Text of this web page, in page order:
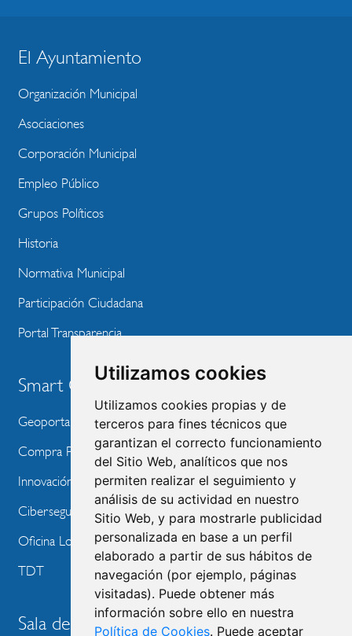
Utilizamos cookies
Utilizamos cookies propias y de
terceros para fines técnicos que
garantizan el correcto funcionamiento
del Sitio Web, analíticos que nos
permiten realizar el seguimiento y
análisis de su actividad en nuestro
Sitio Web, y para mostrarle publicidad
personalizada en base a un perfil
elaborado a partir de sus hábitos de
navegación (por ejemplo, páginas
visitadas). Puede obtener más
información sobre ello en nuestra
Política de Cookies. Puede aceptar
BLOQUE
MENU
WEBSITE
El Ayuntamiento
Organización Municipal
Asociaciones
Corporación Municipal
Empleo Público
Grupos Políticos
Historia
Normativa Municipal
Participación Ciudadana
Portal Transparencia
Smart City
Geoportal
Compra Pública de Innovación
Innovación Tecnológica
Ciberseguridad
Oficina Local de Ayudas Públicas
TDT
Sala de prensa